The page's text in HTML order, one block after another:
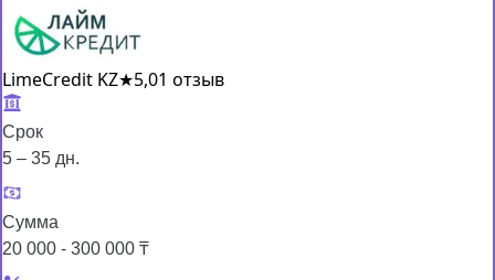
LimeCredit KZ★5,01 отзыв
Срок
5 – 35 дн.
Сумма
20 000 - 300 000 ₸